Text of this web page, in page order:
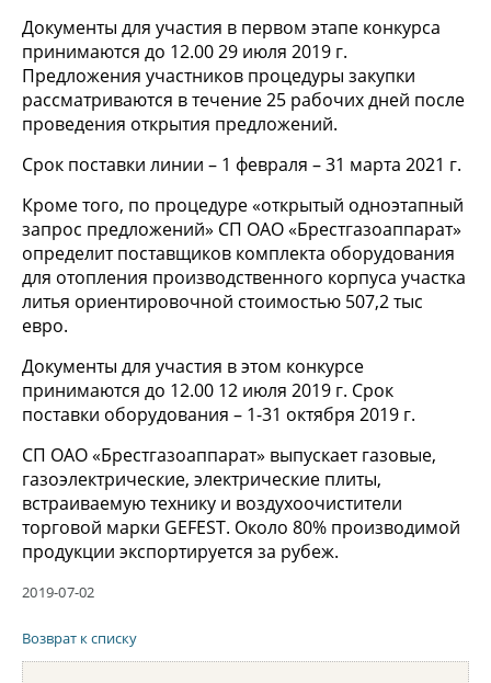
Документы для участия в первом этапе конкурса
принимаются до 12.00 29 июля 2019 г.
Предложения участников процедуры закупки
рассматриваются в течение 25 рабочих дней после
проведения открытия предложений.
Срок поставки линии – 1 февраля – 31 марта 2021 г.
Кроме того, по процедуре «открытый одноэтапный
запрос предложений» СП ОАО «Брестгазоаппарат»
определит поставщиков комплекта оборудования
для отопления производственного корпуса участка
литья ориентировочной стоимостью 507,2 тыс
евро.
Документы для участия в этом конкурсе
принимаются до 12.00 12 июля 2019 г. Срок
поставки оборудования – 1-31 октября 2019 г.
СП ОАО «Брестгазоаппарат» выпускает газовые,
газоэлектрические, электрические плиты,
встраиваемую технику и воздухоочистители
торговой марки GEFEST. Около 80% производимой
продукции экспортируется за рубеж.
2019-07-02
Возврат к списку